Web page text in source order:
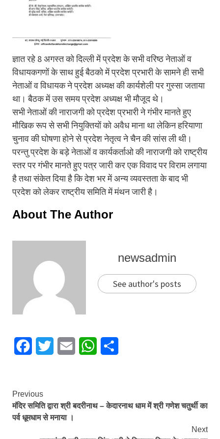
ज्ञात रहे 8 अगस्त को दिल्ली में प्रदेश के सभी वरिष्ठ नेताओं व
विधायकगणों के साथ हुई बैठको में प्रदेश प्रभारी के सामने ही सभी
नेताओं व विधायक ने प्रदेश अध्यक्ष की कार्यशेली पर गुस्सा जताया
था। बैठक में उस समय प्रदेश अध्यक्ष भी मौजूद थे।
सभी नेताओं की नाराजगी को प्रदेश प्रभारी ने गंभीर मानते हुए
मौखिक रूप से सभी नियुक्तियों को अवैध माना था लेकिन हरियाणा
चुनाव की घोषणा होने से प्रदेश नेतृत्व ने चैन की सांस ली थी।
परन्तु प्रदेश के बड़े नेताओं व कार्यकर्ताओ की नाराजगी को राष्ट्रीय
स्तर पर गंभीर मानते हुए पत्र जारी कर एक विवाद पर विराम लगाया
है तथा संकेत दिया है कि देश भर में अन्य व्यवस्तता के बाद भी
प्रदेश को लेकर राष्ट्रीय समिति में मंथन जारी है।
About The Author
newsadmin
See author's posts
FacebookTwitter Email WhatsApp
Continue
Reading
Previous
मंदिर समिति द्वारा श्री बदरीनाथ – केदारनाथ धाम में श्री गणेश चतुर्थी का
पर्व धूमधाम से मनाया ।
Next